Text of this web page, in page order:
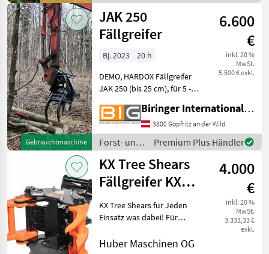
Holztechnik
/ Sonstige
Gebrauchtmaschine
JAK 250
Fällgreifer
6.600
€
inkl. 20 %
MwSt.
5.500 € exkl.
Bj. 2023
20 h
DEMO, HARDOX Fällgreifer
JAK 250 (bis 25 cm), für 5 -
Duty hyd. Zylinder (auch
für Trägergeräte mit nur
180-230bar Hydraulik
Druck), max. Öf
Biringer International GmbH
3800 Göpfritz an der Wild
Forst- und
Holztechnik
/ JAK
Premium Plus Händler
KX Tree Shears
Fällgreifer KX
Tree Modele
Österreich
4.000
€
inkl. 20 %
MwSt.
3.333,33 €
exkl.
KX Tree Shears für Jeden
Einsatz was dabei! Für
3800€ KX280 Preis 5400€
Huber Maschinen OG